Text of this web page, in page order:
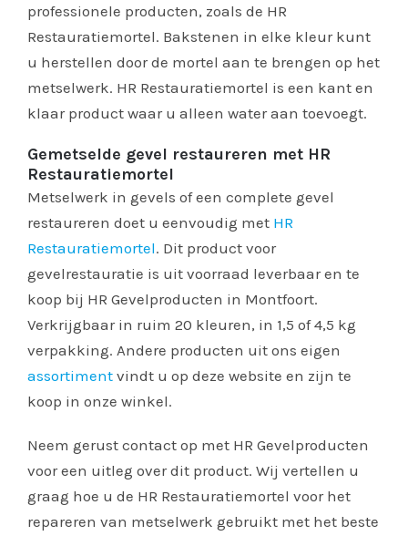
professionele producten, zoals de HR
Restauratiemortel. Bakstenen in elke kleur kunt
u herstellen door de mortel aan te brengen op het
metselwerk. HR Restauratiemortel is een kant en
klaar product waar u alleen water aan toevoegt.
Gemetselde gevel restaureren met HR
Restauratiemortel
Metselwerk in gevels of een complete gevel
restaureren doet u eenvoudig met HR
Restauratiemortel. Dit product voor
gevelrestauratie is uit voorraad leverbaar en te
koop bij HR Gevelproducten in Montfoort.
Verkrijgbaar in ruim 20 kleuren, in 1,5 of 4,5 kg
verpakking. Andere producten uit ons eigen
assortiment vindt u op deze website en zijn te
koop in onze winkel.
Neem gerust contact op met HR Gevelproducten
voor een uitleg over dit product. Wij vertellen u
graag hoe u de HR Restauratiemortel voor het
repareren van metselwerk gebruikt met het beste